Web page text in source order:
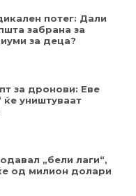
потег: Дали
забрана за
за деца?
за дронови: Еве
ќе уништуваат
„бели лаги“,
од милион долари